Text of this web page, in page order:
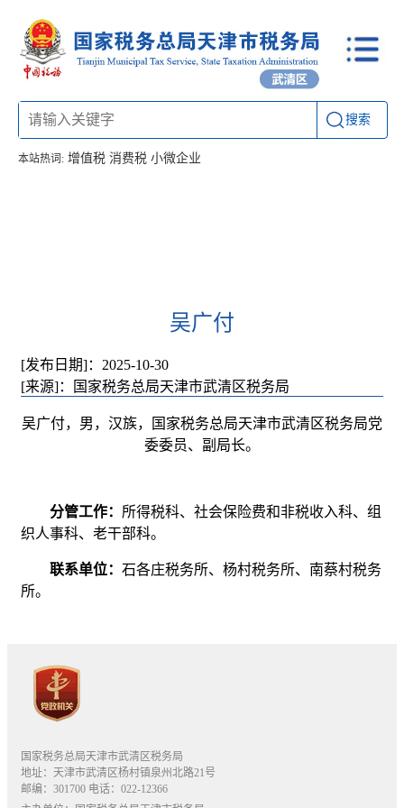
搜索
本站热词: 增值税 消费税 小微企业
吴广付
[发布日期]：2025-10-30
[来源]：国家税务总局天津市武清区税务局
吴广付，男，汉族，国家税务总局天津市武清区税务局党
委委员、副局长。
分管工作： 所得税科、社会保险费和非税收入科、组
织人事科、老干部科。
联系单位：石各庄税务所、杨村税务所、南蔡村税务
所。
国家税务总局天津市武清区税务局
地址：天津市武清区杨村镇泉州北路21号
邮编：301700 电话：022-12366